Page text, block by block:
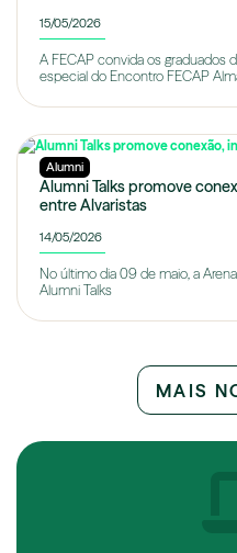
15/05/2026
A FECAP convida os graduados
especial do Encontro FECAP
Alumni
Alumni Talks promove
entre Alvaristas
14/05/2026
No último dia 09 de maio, a
Alumni Talks
MAIS